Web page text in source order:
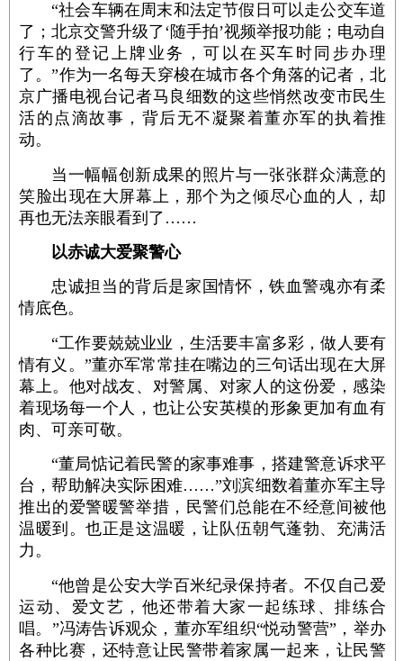
“社会车辆在周末和法定节假日可以走公交车道
了；北京交警升级了‘随手拍’视频举报功能；电动自
行车的登记上牌业务，可以在买车时同步办理
了。”作为一名每天穿梭在城市各个角落的记者，北
京广播电视台记者马良细数的这些悄然改变市民生
活的点滴故事，背后无不凝聚着董亦军的执着推
动。
当一幅幅创新成果的照片与一张张群众满意的
笑脸出现在大屏幕上，那个为之倾尽心血的人，却
再也无法亲眼看到了……
以赤诚大爱聚警心
忠诚担当的背后是家国情怀，铁血警魂亦有柔
情底色。
“工作要兢兢业业，生活要丰富多彩，做人要有
情有义。”董亦军常常挂在嘴边的三句话出现在大屏
幕上。他对战友、对警属、对家人的这份爱，感染
着现场每一个人，也让公安英模的形象更加有血有
肉、可亲可敬。
“董局惦记着民警的家事难事，搭建警意诉求平
台，帮助解决实际困难……”刘滨细数着董亦军主导
推出的爱警暖警举措，民警们总能在不经意间被他
温暖到。也正是这温暖，让队伍朝气蓬勃、充满活
力。
“他曾是公安大学百米纪录保持者。不仅自己爱
运动、爱文艺，他还带着大家一起练球、排练合
唱。”冯涛告诉观众，董亦军组织“悦动警营”，举办
各种比赛，还特意让民警带着家属一起来，让民警